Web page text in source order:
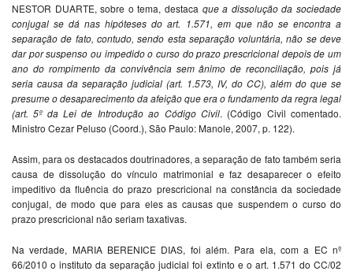
NESTOR DUARTE, sobre o tema, destaca que a dissolução da sociedade
conjugal se dá nas hipóteses do art. 1.571, em que não se encontra a
separação de fato, contudo, sendo esta separação voluntária, não se deve
dar por suspenso ou impedido o curso do prazo prescricional depois de um
ano do rompimento da convivência sem ânimo de reconciliação, pois já
seria causa da separação judicial (art. 1.573, IV, do CC), além do que se
presume o desaparecimento da afeição que era o fundamento da regra legal
(art. 5º da Lei de Introdução ao Código Civil. (Código Civil comentado.
Ministro Cezar Peluso (Coord.), São Paulo: Manole, 2007, p. 122).
Assim, para os destacados doutrinadores, a separação de fato também seria
causa de dissolução do vínculo matrimonial e faz desaparecer o efeito
impeditivo da fluência do prazo prescricional na constância da sociedade
conjugal, de modo que para eles as causas que suspendem o curso do
prazo prescricional não seriam taxativas.
Na verdade, MARIA BERENICE DIAS, foi além. Para ela, com a EC nº
66/2010 o instituto da separação judicial foi extinto e o art. 1.571 do CC/02